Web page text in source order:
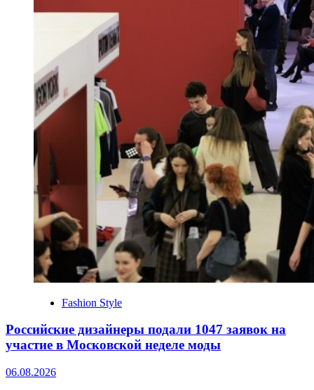
Fashion Style
Российские дизайнеры подали 1047 заявок на
участие в Московской неделе моды
06.08.2026